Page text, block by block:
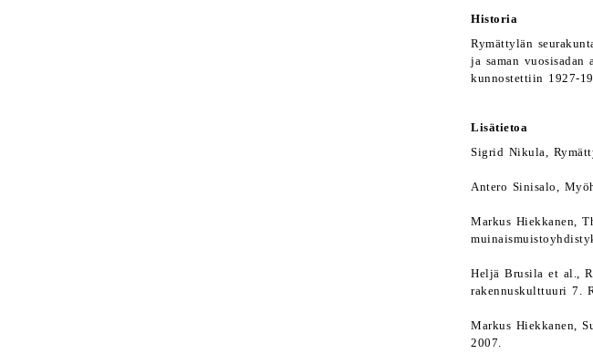
Historia
Rymättylän
ja saman
kunnostettiin 1927-
Lisätietoa
Sigrid Nikula,
Antero Sinisalo,
Markus Hiekkanen,
Heljä Brusila et al.,
rakennuskulttuuri 7.
Markus Hiekkanen,
2007.